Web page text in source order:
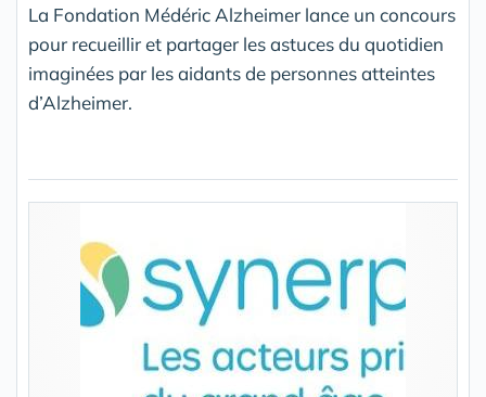
La Fondation Médéric Alzheimer lance un concours
pour recueillir et partager les astuces du quotidien
imaginées par les aidants de personnes atteintes
d’Alzheimer.